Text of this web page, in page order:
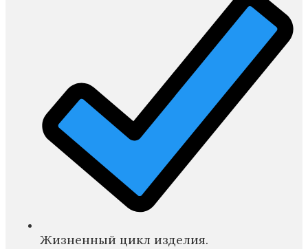
Жизненный цикл изделия.